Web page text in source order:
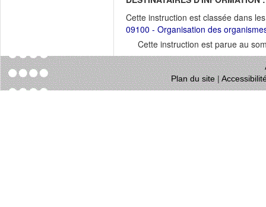
Cette instruction est classée dans
09100 - Organisation des
Cette instruction est parue au
Plan du site|